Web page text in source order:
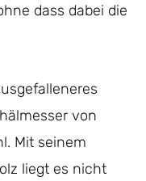
dass dabei die
von
Mit seinem
liegt es nicht